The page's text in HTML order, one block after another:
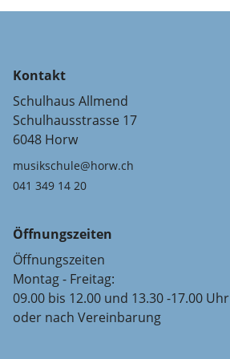
Kontakt
Schulhaus Allmend
Schulhausstrasse 17
6048 Horw
musikschule@horw.ch
041 349 14 20
Öffnungszeiten
Öffnungszeiten
Montag - Freitag:
09.00 bis 12.00 und 13.30 -17.00 Uhr
oder nach Vereinbarung